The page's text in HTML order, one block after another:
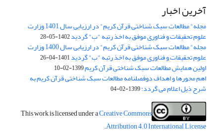
آخرین اخبار
مجله" مطالعات سبک شناختی قرآن کریم" در ارزیابی سال 1401 وزارت
علوم تحقیقات و فناوری موفق به اخذ رتبه "ب" گردید1402-05-28
مجله" مطالعات سبک شناختی قرآن کریم" در ارزیابی سال 1400 وزارت
علوم تحقیقات و فناوری موفق به اخذ رتبه "ب" گردید1401-04-26
اولین همایش مطالعات سبک شناختی قرآن کریم1399-02-10
اهم محورها و اهداف دوفصلنامه مطالعات سبک شناختی قرآن کریم به
شرح ذیل اعلام می گردد:1399-02-04
This work is licensed under aCreative Commons
Attribution 4.0 International License
.